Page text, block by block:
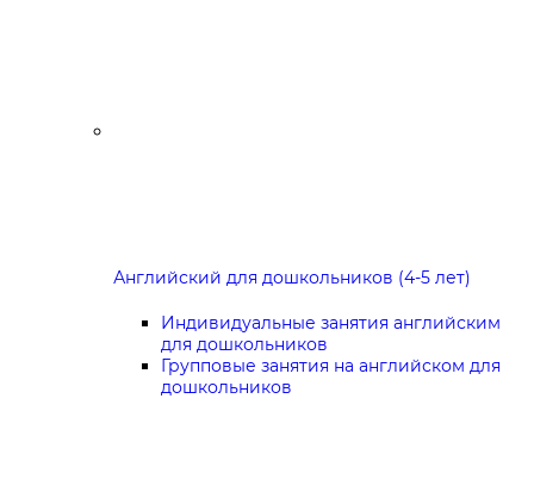
Английский для дошкольников (4-5 лет)
Индивидуальные занятия английским
для дошкольников
Групповые занятия на английском для
дошкольников